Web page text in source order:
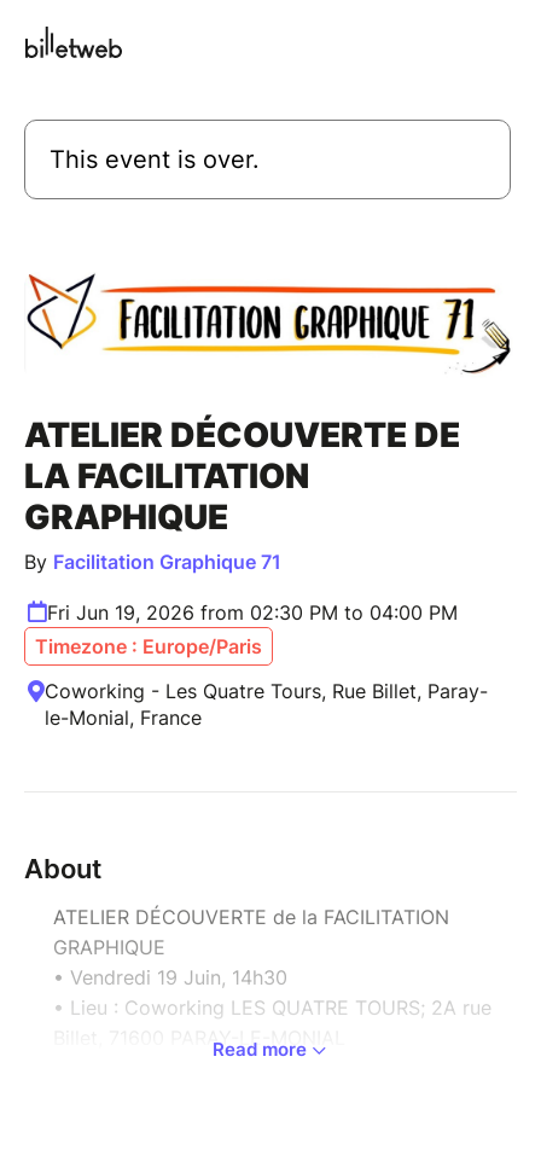
This event is over.
ATELIER DÉCOUVERTE DE
LA FACILITATION
GRAPHIQUE
By Facilitation Graphique 71
Fri Jun 19, 2026 from 02:30 PM to 04:00 PM
Timezone : Europe/Paris
Coworking - Les Quatre Tours, Rue Billet, Paray-
le-Monial, France
About
ATELIER DÉCOUVERTE de la FACILITATION
GRAPHIQUE
• Vendredi 19 Juin, 14h30
• Lieu : Coworking LES QUATRE TOURS; 2A rue
Billet, 71600 PARAY-LE-MONIAL
Read more